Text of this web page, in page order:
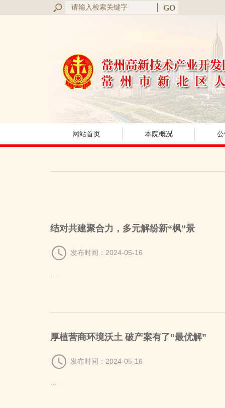
网站首页 本院概况
结对共建聚合力，多元解纷新“枫”景
发布时间：2024-05-16
厚植营商环境沃土 破产案有了“最优解”
发布时间：2024-05-16